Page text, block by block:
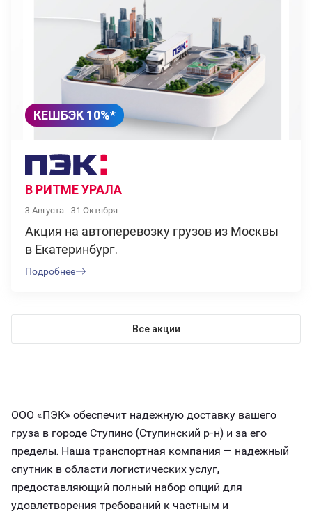
КЕШБЭК 10%*
В РИТМЕ УРАЛА
3 Августа - 31 Октября
Акция на автоперевозку грузов из Москвы
в Екатеринбург.
Подробнее
Все акции
ООО «ПЭК» обеспечит надежную доставку вашего
груза в городе Ступино (Ступинский р-н) и за его
пределы. Наша транспортная компания — надежный
спутник в области логистических услуг,
предоставляющий полный набор опций для
удовлетворения требований к частным и